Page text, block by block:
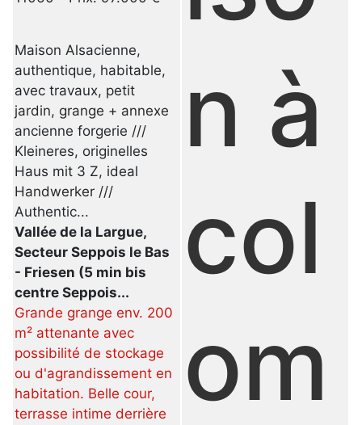
Maison Alsacienne,
authentique, habitable,
avec travaux, petit
jardin, grange + annexe
ancienne forgerie ///
Kleineres, originelles
Haus mit 3 Z, ideal
Handwerker ///
Authentic...
Vallée de la Largue,
Secteur Seppois le Bas
- Friesen (5 min bis
centre Seppois...
Grande grange env. 200
m² attenante avec
possibilité de stockage
ou d'agrandissement en
habitation. Belle cour,
terrasse intime derrière
n à
col
om